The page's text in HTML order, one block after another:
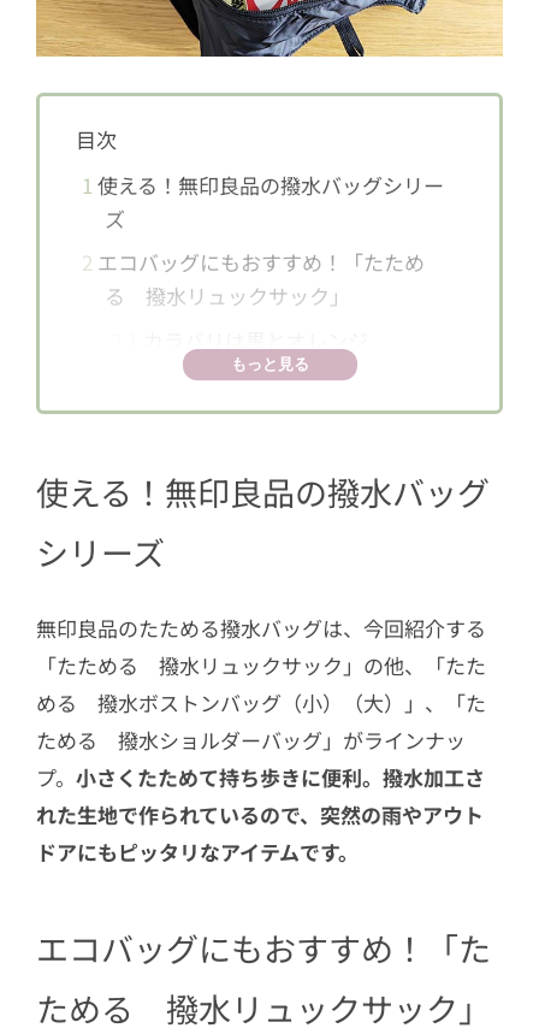
目次
1 使える！無印良品の撥水バッグシリー
ズ
2 エコバッグにもおすすめ！「たため
る 撥水リュックサック」
薄い布地でも縫製が丁寧でしっか
りしている！
証してみた！
4実際に背負ってみた。ファッション性
も◎
5雨の日も安心♪
もっと見る
使える！無印良品の撥水バッグ
シリーズ
無印良品のたためる撥水バッグは、今回紹介する
「たためる 撥水リュックサック」の他、「たた
める 撥水ボストンバッグ（小）（大）」、「た
ためる 撥水ショルダーバッグ」がラインナッ
プ。 小さくたためて持ち歩きに便利。撥水加工さ
れた生地で作られているので、突然の雨やアウト
ドアにもピッタリなアイテムです。
エコバッグにもおすすめ！「た
ためる 撥水リュックサック」